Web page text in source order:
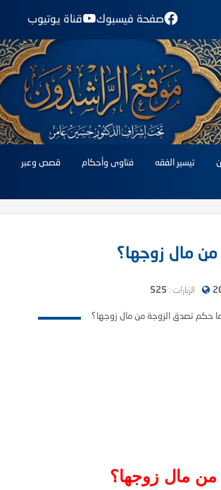
صفحة فيسبوك قناة يوتيوب
تيسير الفقه فتاوى وأحكام قصص وعبر
مال زوجها؟
الزيارات : 525
حكم تصدق الزوجة من مال زوجها؟
مال زوجها؟